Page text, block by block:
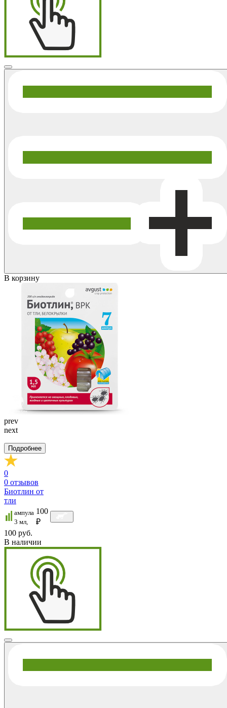
В корзину
prev
next
Подробнее
0
0 отзывов
Биотлин от
тли
ампула
3 мл,
100
₽
100 руб.
В наличии